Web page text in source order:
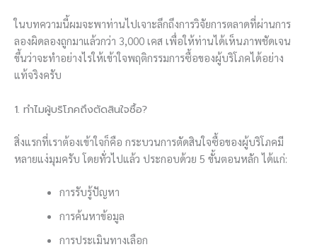
ในบทความนี้ผมจะพาท่านไปเจาะลึกถึงการวิจัยการตลาดที่ผ่านการ
ลองผิดลองถูกมาแล้วกว่า 3,000 เคส เพื่อให้ท่านได้เห็นภาพชัดเจน
ขึ้นว่าจะทำอย่างไรให้เข้าใจพฤติกรรมการซื้อของผู้บริโภคได้อย่าง
แท้จริงครับ
1. ทำไมผู้บริโภคถึงตัดสินใจซื้อ?
สิ่งแรกที่เราต้องเข้าใจก็คือ กระบวนการตัดสินใจซื้อของผู้บริโภคมี
หลายแง่มุมครับ โดยทั่วไปแล้ว ประกอบด้วย 5 ขั้นตอนหลัก ได้แก่:
การรับรู้ปัญหา
การค้นหาข้อมูล
การประเมินทางเลือก